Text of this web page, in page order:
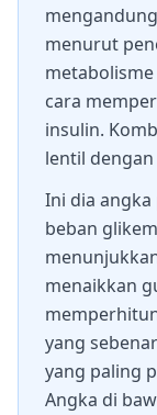
menurut
cara
insulin.
lentil
Ini dia
beban
menaikkan
yang
yang paling
Angka di